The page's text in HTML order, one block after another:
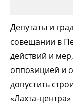
Депутаты и
совещании в
действий и
оппозицией и
допустить
«Лахта-